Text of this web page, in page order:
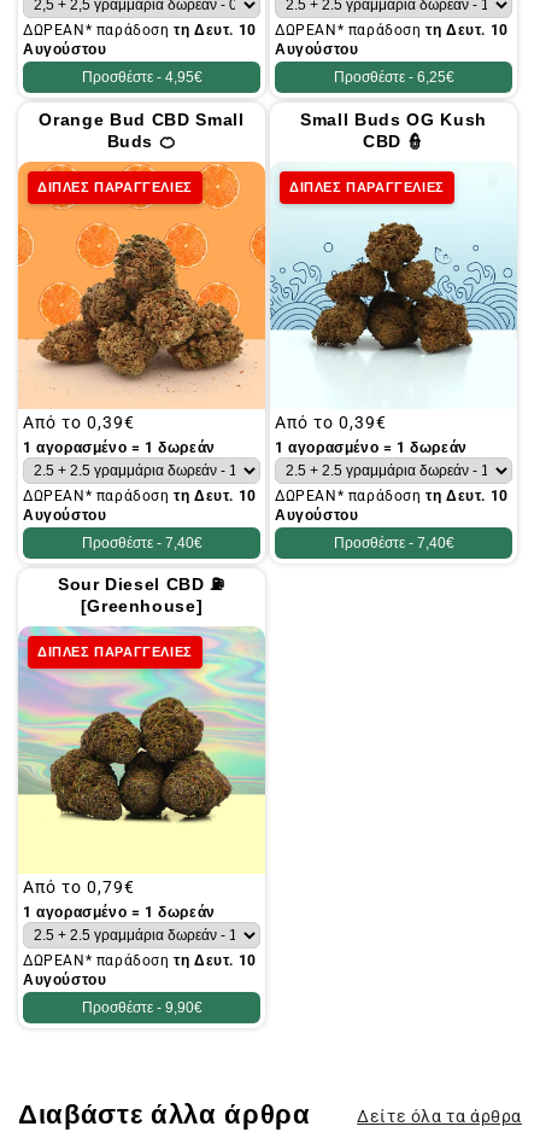
ΔΩΡΕΑΝ* παράδοσητη Δευτ. 10
Αυγούστου
Προσθέστε - 4,95€
ΔΩΡΕΑΝ* παράδοσητη Δευτ. 10
Αυγούστου
Προσθέστε - 6,25€
Orange Bud CBD Small
Buds 🍊
ΔΙΠΛΕΣ ΠΑΡΑΓΓΕΛΙΕΣ
Συνήθης
τιμή
Από το 0,39€
1 αγορασμένο = 1 δωρεάν
ΔΩΡΕΑΝ* παράδοσητη Δευτ. 10
Αυγούστου
Προσθέστε - 7,40€
Small Buds OG Kush
CBD 👮
ΔΙΠΛΕΣ ΠΑΡΑΓΓΕΛΙΕΣ
Συνήθης
τιμή
Από το 0,39€
1 αγορασμένο = 1 δωρεάν
ΔΩΡΕΑΝ* παράδοσητη Δευτ. 10
Αυγούστου
Προσθέστε - 7,40€
Sour Diesel CBD ⛽
[Greenhouse]
ΔΙΠΛΕΣ ΠΑΡΑΓΓΕΛΙΕΣ
Συνήθης
τιμή
Από το 0,79€
1 αγορασμένο = 1 δωρεάν
ΔΩΡΕΑΝ* παράδοσητη Δευτ. 10
Αυγούστου
Προσθέστε - 9,90€
Διαβάστε άλλα άρθρα Δείτε όλα τα άρθρα